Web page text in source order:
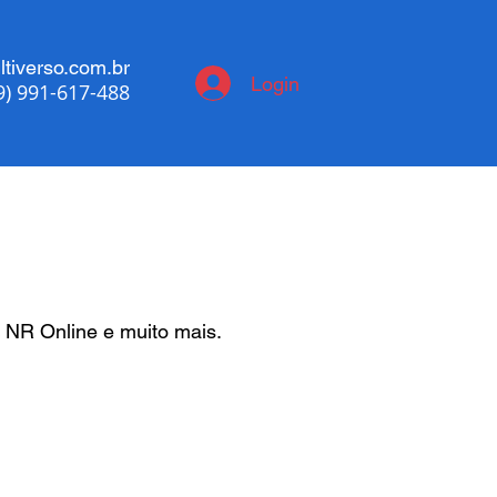
991-617-488 Login
Online e muito mais.